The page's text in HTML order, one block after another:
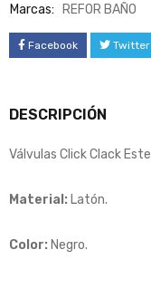
Marcas:
REFOR BAÑO
Facebook Twitter
DESCRIPCIÓN
Válvulas Click Clack
Material: Latón.
Color: Negro.